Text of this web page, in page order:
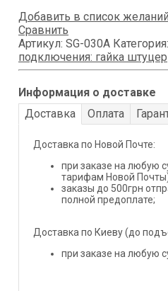
Добавить в список желаний
Сравнить
Артикул: SG-030A Категория:
подключения: гайка штуцер
Информация о доставке
Доставка
Оплата
Доставка по Новой Почте:
при заказе на любую
тарифам Новой
заказы до 500грн
полной предоплате;
Доставка по Киеву (до
при заказе на любую